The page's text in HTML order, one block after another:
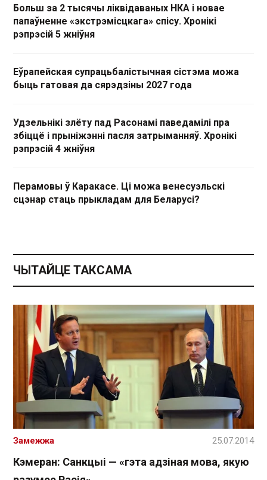
Больш за 2 тысячы ліквідаваных НКА і новае
папаўненне «экстрэмісцкага» спісу. Хронікі
рэпрэсій 5 жніўня
Еўрапейская супрацьбалістычная сістэма можа
быць гатовая да сярэдзіны 2027 года
Удзельнікі злёту пад Расонамі паведамілі пра
збіццё і прыніжэнні пасля затрыманняў. Хронікі
рэпрэсій 4 жніўня
Перамовы ў Каракасе. Ці можа венесуэльскі
сцэнар стаць прыкладам для Беларусі?
ЧЫТАЙЦЕ ТАКСАМА
Кэмеран: Санкцыі — «гэта адзіная мова, якую
Замежжа 25.07.2014